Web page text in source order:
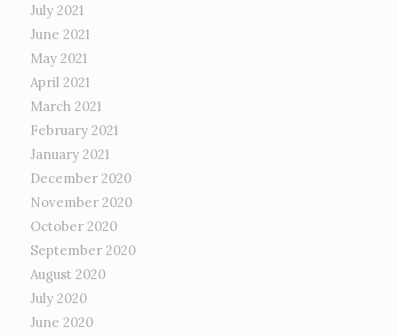
July 2021
June 2021
May 2021
April 2021
March 2021
February 2021
January 2021
December 2020
November 2020
October 2020
September 2020
August 2020
July 2020
June 2020